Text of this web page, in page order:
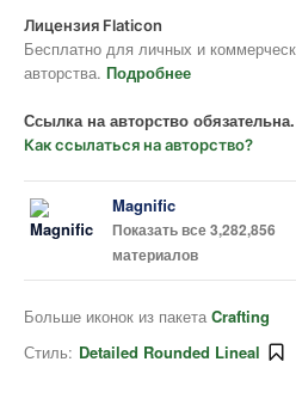
Лицензия Flaticon
Бесплатно для личных и
авторства. Подробнее
Ссылка на авторство обязательна.
Как ссылаться на авторство?
Magnific
Показать все 3,282,856
материалов
Больше иконок из пакета Crafting
Стиль: Detailed Rounded Lineal